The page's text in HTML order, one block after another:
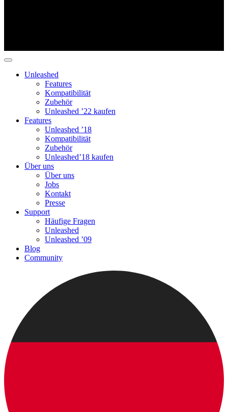
Unleashed
Features
Kompatibilität
Zubehör
Unleashed ’22 kaufen
Features
Unleashed ’18
Kompatibilität
Zubehör
Unleashed’18 kaufen
Über uns
Über uns
Jobs
Kontakt
Presse
Support
Häufige Fragen
Unleashed
Unleashed ’09
Blog
Community